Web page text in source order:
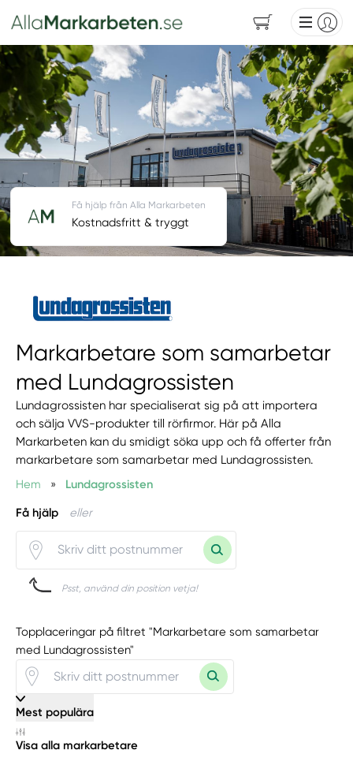
Markarbetare som samarbetar
med Lundagrossisten
Lundagrossisten har specialiserat sig på att importera
och sälja VVS-produkter till rörfirmor. Här på Alla
Markarbeten kan du smidigt söka upp och få offerter från
markarbetare som samarbetar med Lundagrossisten.
Hem
» Lundagrossisten
Få hjälp eller
Psst, använd din position vetja!
Få hjälp från Alla Markarbeten
Kostnadsfritt & tryggt
Topplaceringar på filtret "Markarbetare som samarbetar
med Lundagrossisten"
Mest populära
Visa alla markarbetare